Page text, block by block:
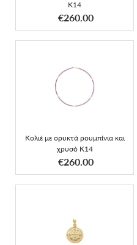
K14
€260.00
ΑΠΟΚΤΗΣΕ ΤΟ
Κολιέ με ορυκτά ρουμπίνια και
χρυσό K14
€260.00
Κολιέ με ορυκτά
ρουμπίνια και χρυσό K14
ΑΠΟΚΤΗΣΕ ΤΟ
Κωνσταντινάτο και
Παναγία διπλής όψης